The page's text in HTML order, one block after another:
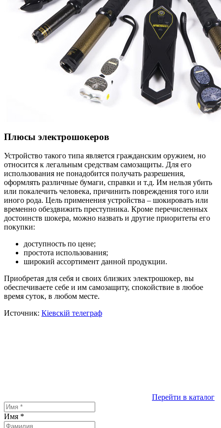
Плюсы электрошокеров
Устройство такого типа является гражданским оружием, но
относится к легальным средствам самозащиты. Для его
использования не понадобится получать разрешения,
оформлять различные бумаги, справки и т.д. Им нельзя убить
или покалечить человека, причинить повреждения того или
иного рода. Цель применения устройства – шокировать или
временно обездвижить преступника. Кроме перечисленных
достоинств шокера, можно назвать и другие приоритеты его
покупки:
доступность по цене;
простота использования;
широкий ассортимент данной продукции.
Приобретая для себя и своих близких электрошокер, вы
обеспечиваете себе и им самозащиту, спокойствие в любое
время суток, в любом месте.
Источник: Кiевскiй телеграф
Перейти в каталог
Имя *